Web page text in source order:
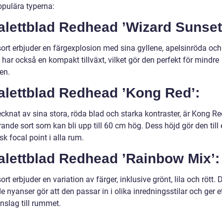
typerna:
Redhead ’Wizard
erbjuder en färgexplosion med sina gyllene, apelsinröda
har också en kompakt tillväxt, vilket gör den perfekt för mindre
Redhead ’Kong Red’:
av sina stora, röda blad och starka kontraster, är Kong
sort som kan bli upp till 60 cm hög. Dess höjd gör den till
focal point i alla rum.
Redhead ’Rainbow Mix’:
erbjuder en variation av färger, inklusive grönt, lila och rött.
nyanser gör att den passar in i olika inredningsstilar och ger
till rummet.